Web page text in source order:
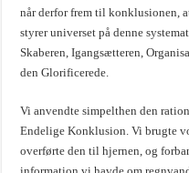
når derfor frem til konklusionen,
styrer universet på denne
Skaberen, Igangsætteren,
den Glorificerede.
Vi anvendte simpelthen den
Endelige Konklusion. Vi brugte
overførte den til hjernen, og